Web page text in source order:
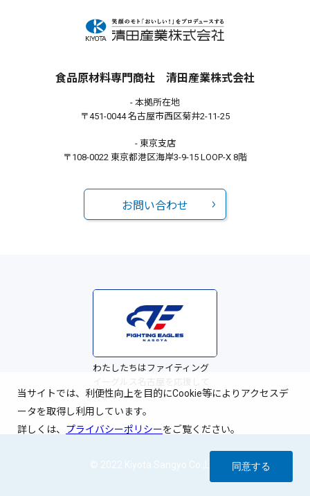
食品原材料専門商社 清田産業株式会社
- 本拠所在地
〒451-0044 名古屋市西区菊井2-11-25
- 東京支店
〒108-0022 東京都港区海岸3-9-15 LOOP-X 8階
お問い合わせ
わたしたちはファイティング
います！
© 2022 Kiyota Sangyo Co.,Ltd.
当サイトでは、利便性向上を目的にCookie等によりアクセスデ
ータを取得し利用しています。
詳しくは、 プライバシーポリシーをご覧ください。
同意する